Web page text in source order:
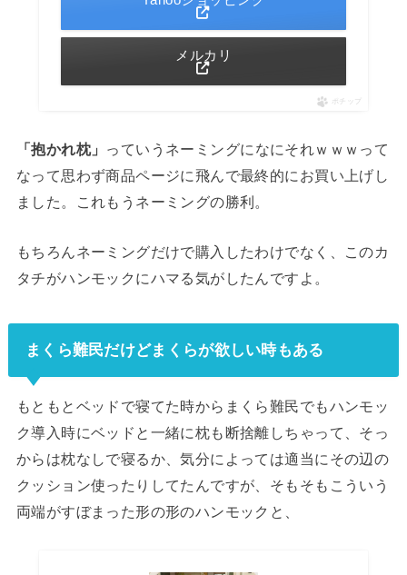
メルカリ
ポチップ
「抱かれ枕」 っていうネーミングになにそれｗｗｗって
なって思わず商品ページに飛んで最終的にお買い上げし
ました。これもうネーミングの勝利。
もちろんネーミングだけで購入したわけでなく、このカ
タチがハンモックにハマる気がしたんですよ。
まくら難民だけどまくらが欲しい時もある
もともとベッドで寝てた時からまくら難民でもハンモッ
ク導入時にベッドと一緒に枕も断捨離しちゃって、そっ
からは枕なしで寝るか、気分によっては適当にその辺の
クッション使ったりしてたんですが、そもそもこういう
両端がすぼまった形の形のハンモックと、